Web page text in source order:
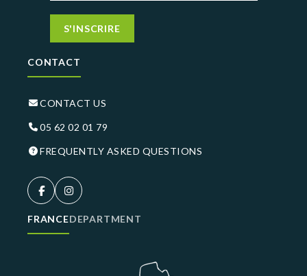
S'INSCRIRE
CONTACT
CONTACT US
05 62 02 01 79
FREQUENTLY ASKED QUESTIONS
FRANCEDEPARTMENT